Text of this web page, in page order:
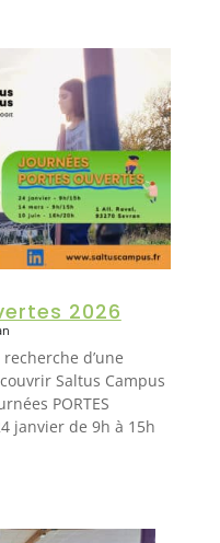
2026
d’une
Saltus Campus
PORTES
janvier de 9h à 15h